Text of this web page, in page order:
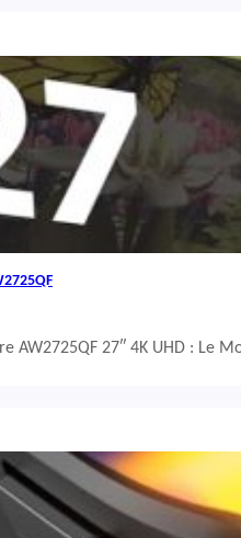
AW2725QF 27″ 4K UHD : Le